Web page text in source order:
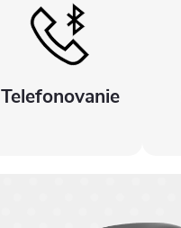
Telefonovanie